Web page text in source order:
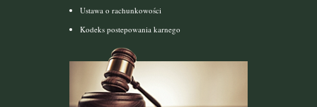
Ustawa o rachunkowości
Kodeks postepowania karnego